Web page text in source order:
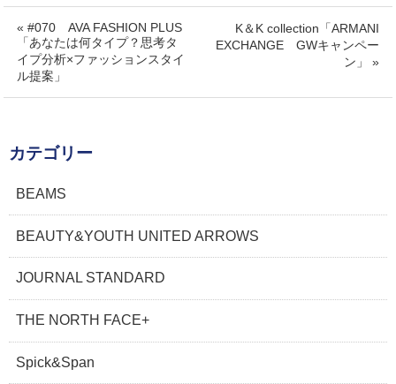
« #070 AVA FASHION PLUS
「あなたは何タイプ？思考タ
イプ分析×ファッションスタイ
ル提案」
K＆K collection「ARMANI
EXCHANGE GWキャンペー
ン」 »
カテゴリー
BEAMS
BEAUTY&YOUTH UNITED ARROWS
JOURNAL STANDARD
THE NORTH FACE+
Spick&Span